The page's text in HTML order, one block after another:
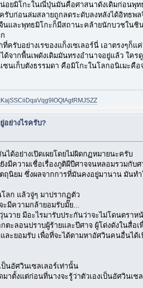
ยมิโกะในณี่ปุ่นมันคือศาสนาดังเดิมก่อนพุ
ครับก่อนล่มสลายถูกลดระดับลงหลังได้อิท
นและพุทธมิโกะก็มีสถานะคล้ายนักบวชใน
ครับอย่างเรของแก็งเซเลอร์นี่ เอาตรงๆ
จากพื้นเพดังเดิมมันทรงอำนาจอยู่แล้ว ใค
ซนเก็บตังธรรมดา คือมิโกะในโลกอนิเมะคื
อย่างไรครับ?
ด้อย่างเปิดเผยโดยไม่ผิดกฏหมายนะครับ
ความเชื่อเรื่องภูติผีปีศาจจนหลอมรวมกับศ
ถุนิยม ซึ่งผลจากการที่มันคงอยู่มานาน มันท
ลก แล้วจู่ๆ มาปรากฏตัว
ะมีความกล้ายอมรับมั๊ย...
วาย มีอะไรมารับประกันว่าจะไม่โดนตราห
ตะลอนปราบผู้ร้ายและปีศาจ ผู้โด่งดังในสื่อ
ละยอมรับ เพื่อที่จะได้ตามหาอัศวินคนอื่นได้
ป็นอัศวินเซลเลอร์เท่านั้น
าตั้งแต่ก่อนที่นางจะรู้ว่าตัวเองเป็นอัศวินเซ